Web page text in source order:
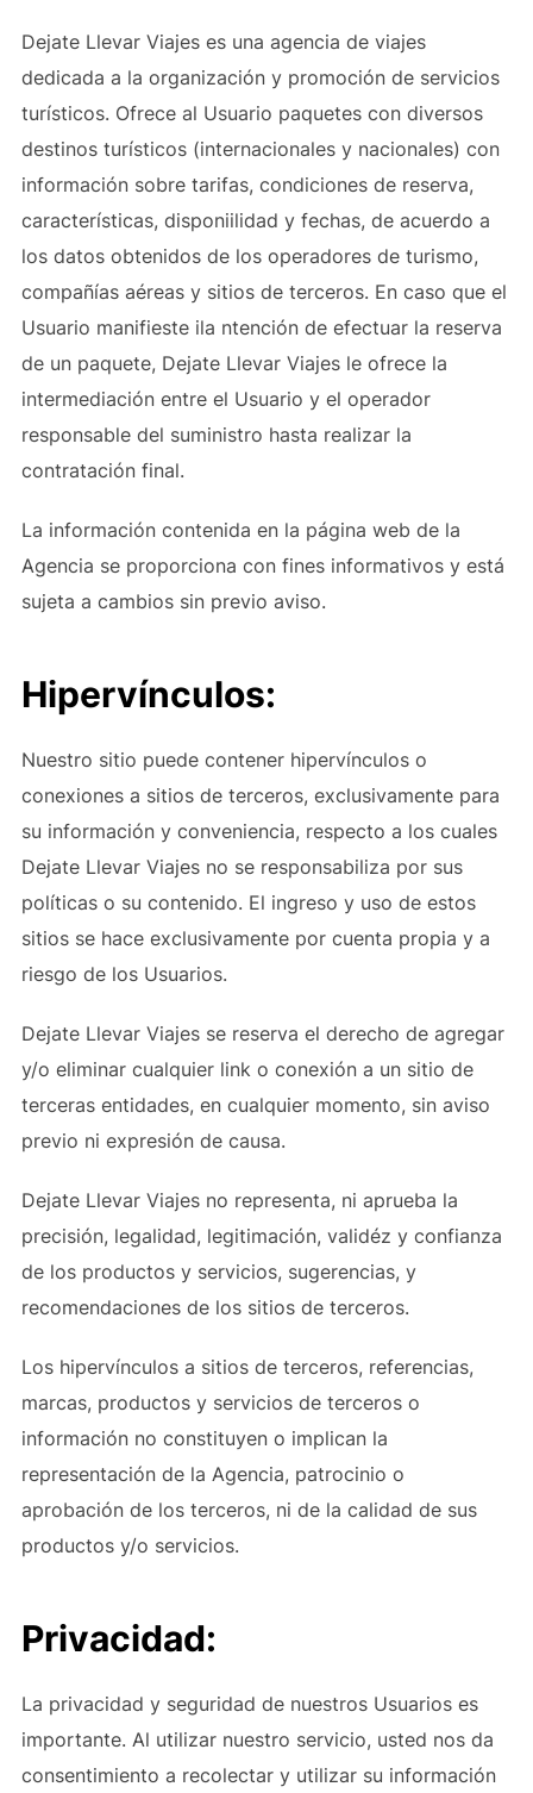
Dejate Llevar Viajes es una agencia de viajes
dedicada a la organización y promoción de servicios
turísticos. Ofrece al Usuario paquetes con diversos
destinos turísticos (internacionales y nacionales) con
información sobre tarifas, condiciones de reserva,
características, disponiilidad y fechas, de acuerdo a
los datos obtenidos de los operadores de turismo,
compañías aéreas y sitios de terceros. En caso que el
Usuario manifieste ila ntención de efectuar la reserva
de un paquete, Dejate Llevar Viajes le ofrece la
intermediación entre el Usuario y el operador
responsable del suministro hasta realizar la
contratación final.
La información contenida en la página web de la
Agencia se proporciona con fines informativos y está
sujeta a cambios sin previo aviso.
Hipervínculos:
Nuestro sitio puede contener hipervínculos o
conexiones a sitios de terceros, exclusivamente para
su información y conveniencia, respecto a los cuales
Dejate Llevar Viajes no se responsabiliza por sus
políticas o su contenido. El ingreso y uso de estos
sitios se hace exclusivamente por cuenta propia y a
riesgo de los Usuarios.
Dejate Llevar Viajes se reserva el derecho de agregar
y/o eliminar cualquier link o conexión a un sitio de
terceras entidades, en cualquier momento, sin aviso
previo ni expresión de causa.
Dejate Llevar Viajes no representa, ni aprueba la
precisión, legalidad, legitimación, validéz y confianza
de los productos y servicios, sugerencias, y
recomendaciones de los sitios de terceros.
Los hipervínculos a sitios de terceros, referencias,
marcas, productos y servicios de terceros o
información no constituyen o implican la
representación de la Agencia, patrocinio o
aprobación de los terceros, ni de la calidad de sus
productos y/o servicios.
Privacidad:
La privacidad y seguridad de nuestros Usuarios es
importante. Al utilizar nuestro servicio, usted nos da
consentimiento a recolectar y utilizar su información